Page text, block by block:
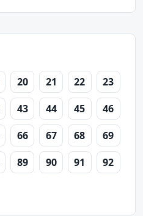
20 21 22
23
43 44 45
46
66 67 68
69
89 90 91
92